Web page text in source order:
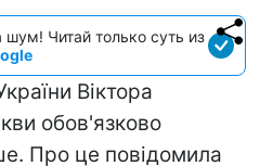
Читай только суть из
Віктора
обов'язково
Про це повідомила